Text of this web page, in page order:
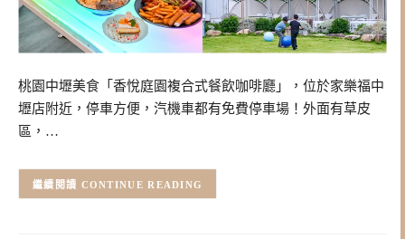
桃園中壢美食「香悅庭園複合式餐飲咖啡廳」，位於家樂福中
壢店附近，停車方便，汽機車都有免費停車場！外面有草皮
區，…
CONTINUE READING